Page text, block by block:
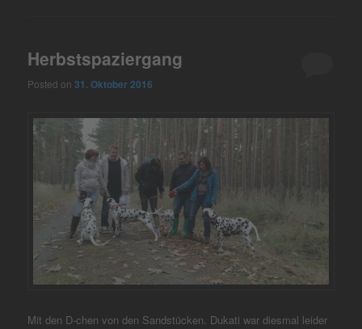
Herbstspaziergang
Posted on31. Oktober 2016
Mit den D-chen von den Sandstücken. Dukati war diesmal leider